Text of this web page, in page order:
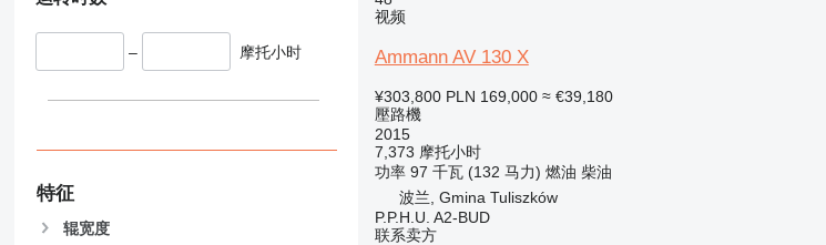
– 摩托小时
特征
辊宽度
视频
Ammann AV 130 X
¥303,800 PLN 169,000 ≈ €39,180
壓路機
2015
7,373 摩托小时
功率 97 千瓦 (132 马力) 燃油 柴油
波兰, Gmina Tuliszków
P.P.H.U. A2-BUD
联系卖方